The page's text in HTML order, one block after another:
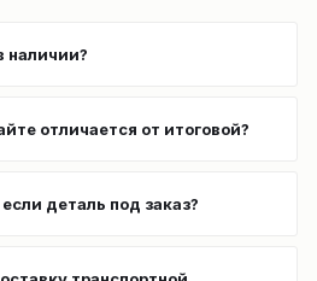
наличии?
отличается от итоговой?
деталь под заказ?